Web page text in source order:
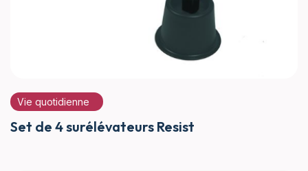
Vie quotidienne
Set de 4 surélévateurs Resist